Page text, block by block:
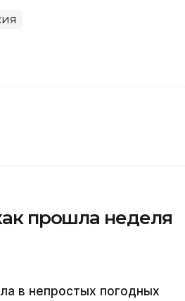
прошла неделя
в непростых погодных